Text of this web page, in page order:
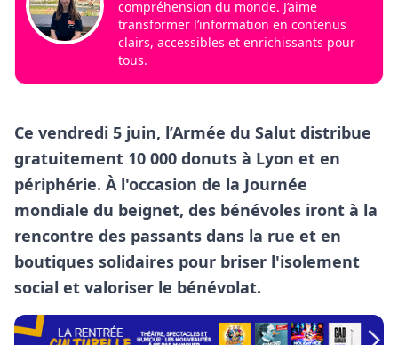
compréhension du monde. J’aime
transformer l’information en contenus
clairs, accessibles et enrichissants pour
tous.
Ce vendredi 5 juin, l’Armée du Salut distribue
gratuitement 10 000 donuts à Lyon et en
périphérie. À l'occasion de la Journée
mondiale du beignet, des bénévoles iront à la
rencontre des passants dans la rue et en
boutiques solidaires pour briser l'isolement
social et valoriser le bénévolat.